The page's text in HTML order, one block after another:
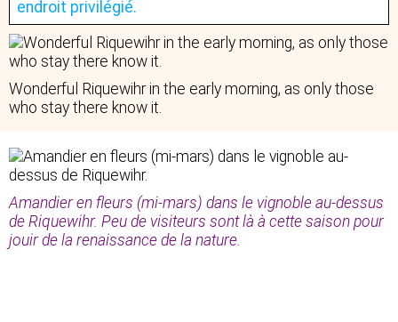
endroit privilégié.
Wonderful Riquewihr in the early morning, as only those
who stay there know it.
Amandier en fleurs (mi-mars) dans le vignoble au-dessus
de Riquewihr. Peu de visiteurs sont là à cette saison pour
jouir de la renaissance de la nature.